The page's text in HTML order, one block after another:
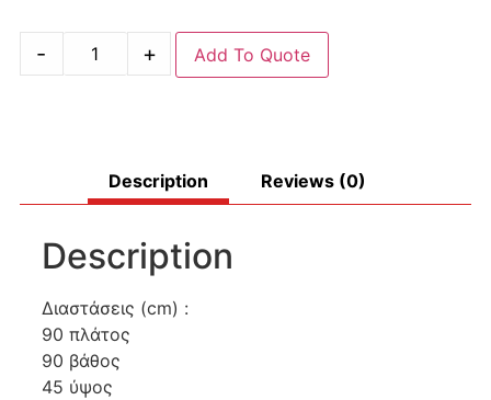
- + Add To Quote
Description Reviews (0)
Description
Διαστάσεις (cm) :
90 πλάτος
90 βάθος
45 ύψος